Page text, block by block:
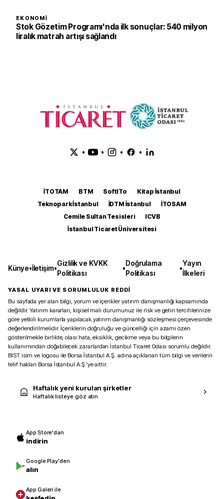
EKONOMI
Stok Gözetim Programı'nda ilk sonuçlar: 540 milyon
liralık matrah artışı sağlandı
• • • •
İTOTAM BTM SoftITo
Kitap İstanbul
Teknopark İstanbul
İDTM İstanbul
İTOSAM
Cemile Sultan Tesisleri
ICVB
İstanbul Ticaret Üniversitesi
Künye•İletişim•
Gizlilik ve KVKK
Politikası
•
Doğrulama
Politikası
•
Yayın
İlkeleri
YASAL UYARI VE SORUMLULUK REDDİ
Bu sayfada yer alan bilgi, yorum ve içerikler yatırım danışmanlığı kapsamında
değildir. Yatırım kararları, kişisel mali durumunuz ile risk ve getiri tercihlerinize
göre yetkili kurumlarla yapılacak yatırım danışmanlığı sözleşmesi çerçevesinde
değerlendirilmelidir. İçeriklerin doğruluğu ve güncelliği için azami özen
gösterilmekle birlikte, olası hata, eksiklik, gecikme veya bu bilgilerin
kullanımından doğabilecek zararlardan İstanbul Ticaret Odası sorumlu değildir.
BIST isim ve logosu ile Borsa İstanbul A.Ş. adına açıklanan tüm bilgi ve verilerin
telif hakları Borsa İstanbul A.Ş.’ye aittir.
Haftalık yeni kurulan şirketler
Haftalık listeye göz atın
App Store'dan
indirin
Google Play'den
alın
App Galeri ile